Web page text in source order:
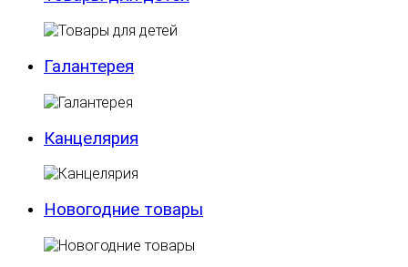
Галантерея
Канцелярия
Новогодние товары